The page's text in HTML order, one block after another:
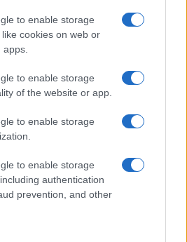
to enable storage
cookies on web or
to enable storage
of the website or app.
to enable storage
to enable storage
authentication
prevention, and other
un pescatore: attimi di
in zona rossa. Approvato il
Covid